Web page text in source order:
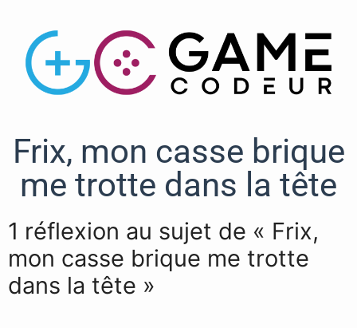
Frix, mon casse brique
me trotte dans la tête
1 réflexion au sujet de « Frix,
mon casse brique me trotte
dans la tête »